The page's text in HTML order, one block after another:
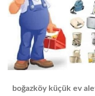
boğazköy küçük ev